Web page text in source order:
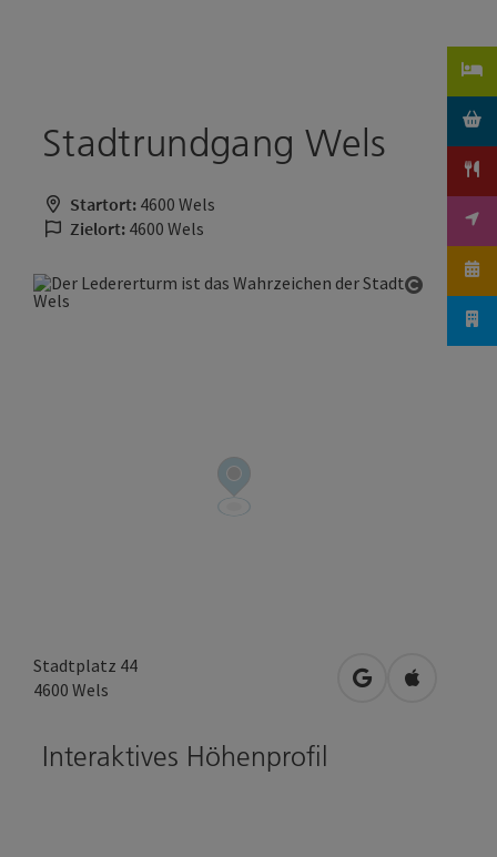
Stadtrundgang Wels
Startort: 4600 Wels
Zielort: 4600 Wels
Stadtplatz 44
4600 Wels in Google Maps
in Apple
Interaktives Höhenprofil